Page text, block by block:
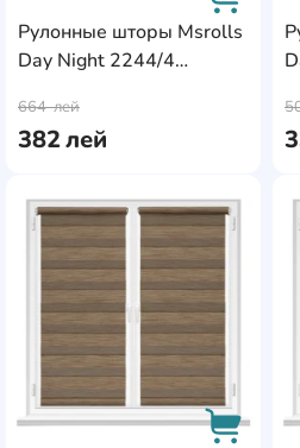
Рулонные шторы Msrolls
Day Night 2244/4
382лей
664лей